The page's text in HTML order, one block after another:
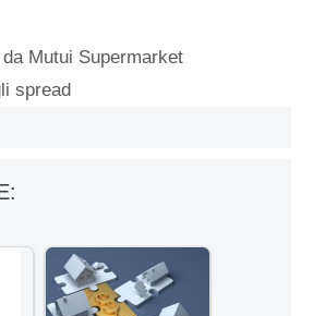
Mutui Supermarket
spread